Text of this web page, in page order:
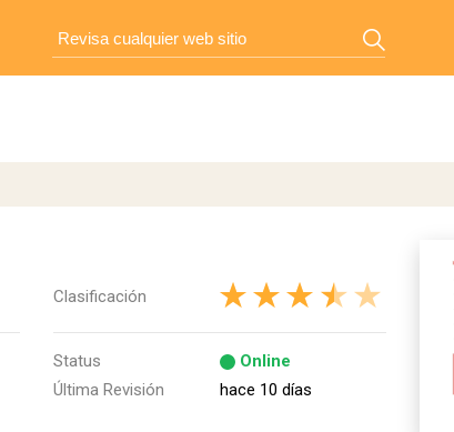
Clasificación
Status
Online
Última Revisión
hace 10 días